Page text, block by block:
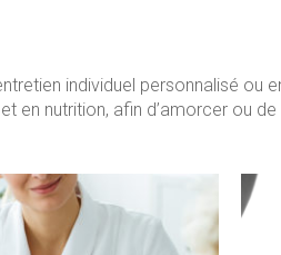
individuel personnalisé ou
en nutrition, afin d’amorcer ou